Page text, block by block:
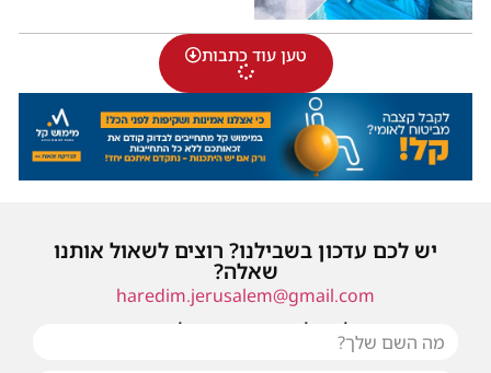
טען עוד כתבות
יש לכם עדכון בשבילנו? רוצים לשאול אותנו
שאלה?
haredim.jerusalem@gmail.com
או שילחו אלינו פנייה ונחזור אליכם בהקדם